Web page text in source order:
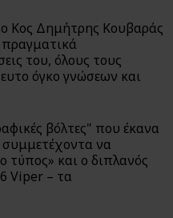
Κος Δημήτρης Κουβαράς
του, όλους τους
όγκο γνώσεων και
βόλτες" που έκανα
συμμετέχοντα να
τύπος» και ο διπλανός
Viper – τα